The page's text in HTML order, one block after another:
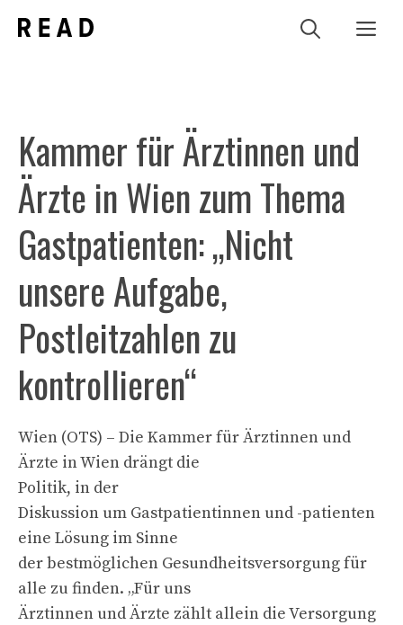
Inhalt
Kammer für Ärztinnen und
Ärzte in Wien zum Thema
Gastpatienten: „Nicht
unsere Aufgabe,
Postleitzahlen zu
kontrollieren“
Wien (OTS) – Die Kammer für Ärztinnen und
Ärzte in Wien drängt die
Politik, in der
Diskussion um Gastpatientinnen und -patienten
eine Lösung im Sinne
der bestmöglichen Gesundheitsversorgung für
alle zu finden. „Für uns
Ärztinnen und Ärzte zählt allein die Versorgung